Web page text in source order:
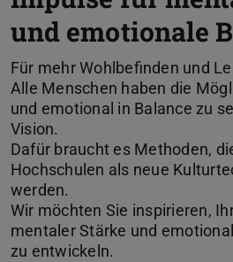
und emotionale
Für mehr Wohlbefinden und
Alle Menschen haben die
und emotional in Balance zu
Vision.
Dafür braucht es Methoden,
Hochschulen als neue
werden.
Wir möchten Sie inspirieren,
mentaler Stärke und
zu entwickeln.